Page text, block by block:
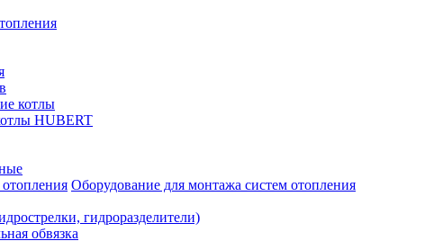
котлы
HUBERT
Оборудование для монтажа систем отопления
гидроразделители)
обвязка